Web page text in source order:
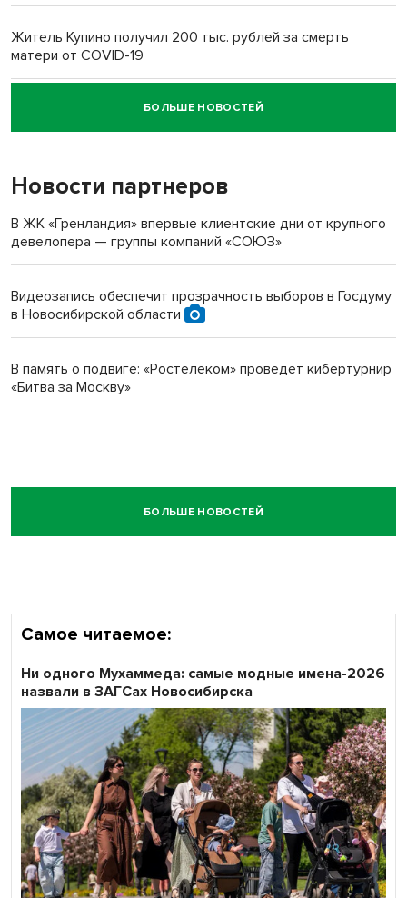
Житель Купино получил 200 тыс. рублей за смерть
матери от COVID-19
Новосибирский суд наказал водителя за смерть
пенсионерки на вокзале
БОЛЬШЕ НОВОСТЕЙ
Новости партнеров
В ЖК «Гренландия» впервые клиентские дни от крупного
девелопера — группы компаний «СОЮЗ»
Видеозапись обеспечит прозрачность выборов в Госдуму
в Новосибирской области
В память о подвиге: «Ростелеком» проведет кибертурнир
«Битва за Москву»
БОЛЬШЕ НОВОСТЕЙ
Самое читаемое:
Ни одного Мухаммеда: самые модные имена-2026
назвали в ЗАГСах Новосибирска